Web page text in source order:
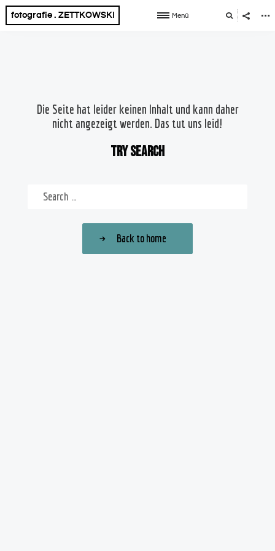
fotografie . ZETTKOWSKI Menü
Die Seite hat leider keinen Inhalt und kann daher
nicht angezeigt werden. Das tut uns leid!
Try search
Back to home